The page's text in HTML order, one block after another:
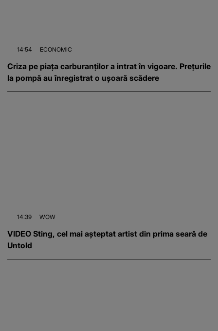
14:54 ECONOMIC
Criza pe piața carburanților a intrat în vigoare. Prețurile
la pompă au înregistrat o ușoară scădere
14:39 WOW
VIDEO Sting, cel mai așteptat artist din prima seară de
Untold